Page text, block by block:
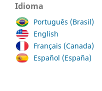
Idioma
Português (Brasil)
English
Français (Canada)
Español (España)